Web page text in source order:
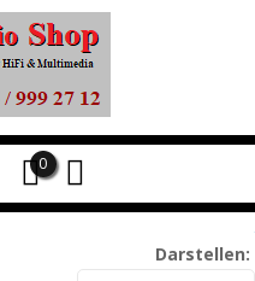
0
Darstellen: